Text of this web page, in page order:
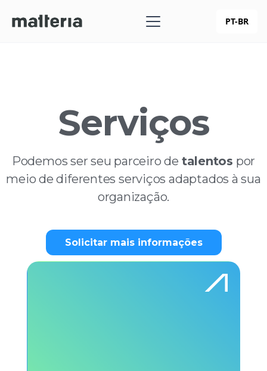
PT-BR
Serviços
Podemos ser seu parceiro de talentos por
meio de diferentes serviços adaptados à sua
organização.
Solicitar mais informações